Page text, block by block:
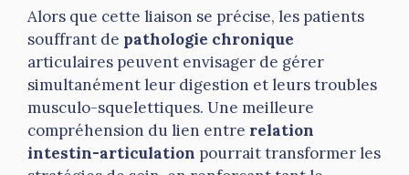
Alors que cette liaison se précise, les patients
souffrant de pathologie chronique
articulaires peuvent envisager de gérer
simultanément leur digestion et leurs troubles
musculo-squelettiques. Une meilleure
compréhension du lien entre relation
intestin-articulation pourrait transformer les